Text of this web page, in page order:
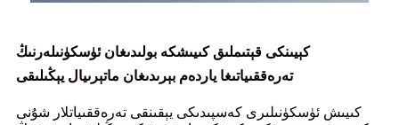
كېيىنكى قېتىملىق كىيىشكە بولىدىغان ئۈسكۈنىلەرنىڭ
تەرەققىياتىغا ياردەم بېرىدىغان ماتېرىيال يېڭىلىقى
كىيىش ئۈسكۈنىلىرى كەسپىدىكى يېقىنقى تەرەققىياتلار شۇنى